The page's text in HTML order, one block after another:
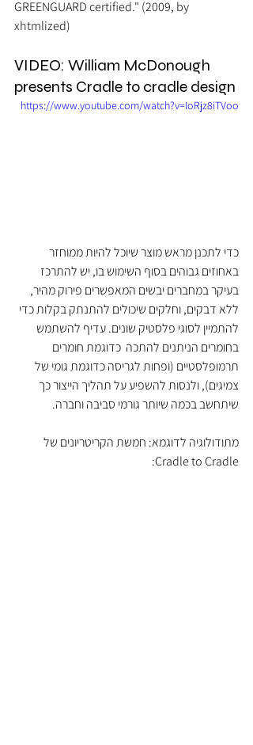
GREENGUARD certified." (2009, by
xhtmlized)
VIDEO: William McDonough
presents Cradle to cradle design
https://www.youtube.com/watch?v=IoRjz8iTVoo
כדי לתכנן מראש מוצר שיוכל להיות ממוחזר
באחוזים גבוהים בסוף השימוש בו, יש להתרכז
בעיקר במחברים יבשים המאפשרים פירוק מהיר,
ללא דבקים, וחלקים שיכולים להתנתק בקלות כדי
להתמיין לסוגי פלסטיק שונים. עדיף להשתמש
בחומרים הניתנים להתכה  כדוגמת חומרים
תרמופלסטיים (ופחות לגריסה כדוגמת גומי של
צמיגים), ולנסות להשפיע על תהליך הייצור כך
שיתחשב בכמה שיותר גורמי סביבה וחברה.
מתודולוגיה לדוגמא: חמשת הקריטריונים של
Cradle to Cradle: